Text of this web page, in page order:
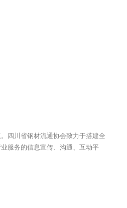
四川省钢材流通协会致力于搭建全
服务的信息宣传、沟通、互动平